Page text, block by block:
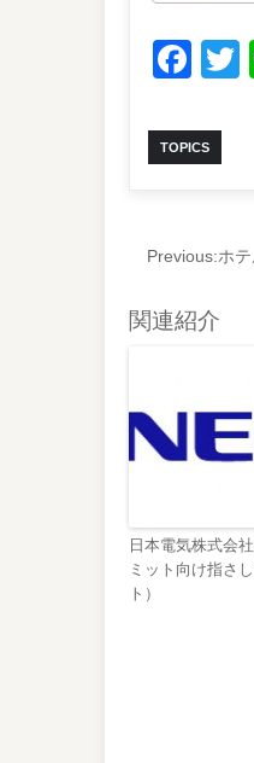
TOPICS
Previous:ホ
関連紹介
日本電気株式会
ミット向け指さ
ト）